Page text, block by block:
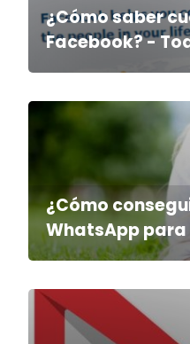
¿Cómo saber
Facebook? -
¿Cómo
WhatsApp